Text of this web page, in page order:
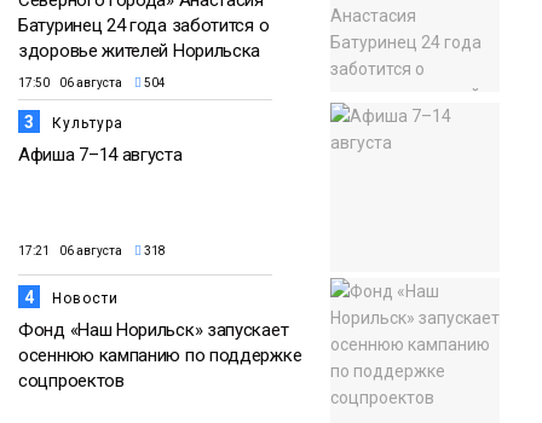
Батуринец 24 года заботится о
здоровье жителей Норильска
17:50 06 августа 504
3 Культура
Афиша 7–14 августа
17:21 06 августа 318
4 Новости
Фонд «Наш Норильск» запускает
осеннюю кампанию по поддержке
соцпроектов